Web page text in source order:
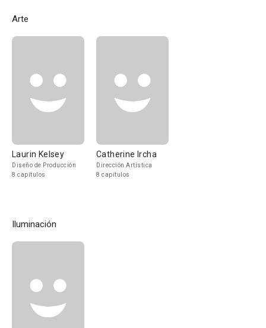
Arte
Laurin Kelsey
Diseño de Producción
8 capítulos
Catherine Ircha
Dirección Artística
8 capítulos
Iluminación